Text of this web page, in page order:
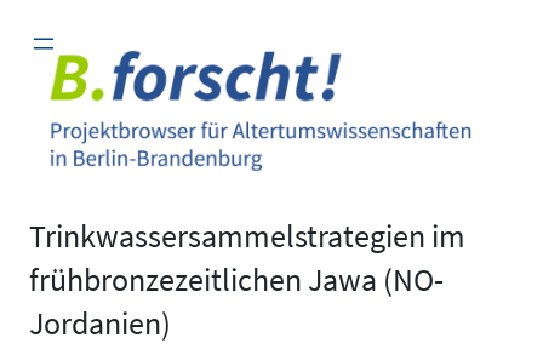
Inhalt
springen
Trinkwassersammelstrategien im
frühbronzezeitlichen Jawa (NO-
Jordanien)